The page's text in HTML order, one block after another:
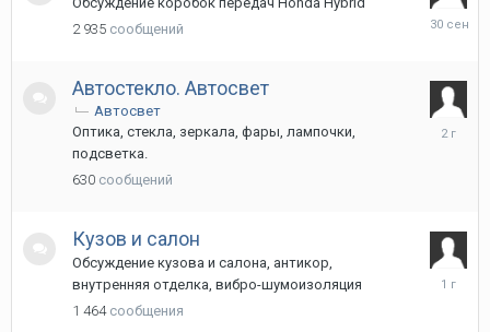
2 935 сообщений
30
Автостекло. Автосвет
Автосвет
Оптика, стекла, зеркала, фары, лампочки,
подсветка.
630 сообщений
Кузов и салон
Обсуждение кузова и салона, антикор,
внутренняя отделка, вибро-шумоизоляция
1 464 сообщения